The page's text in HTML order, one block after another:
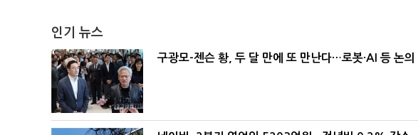
인기 뉴스
구광모-젠슨 황, 두 달 만에 또 만난다…로봇·AI 등 논의